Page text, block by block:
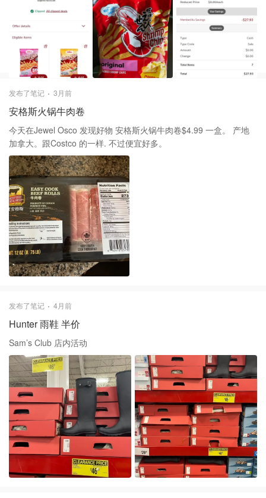
发布了笔记 3月前
安格斯火锅牛肉卷
今天在Jewel Osco 发现好物 安格斯火锅牛肉卷$4.99 一盒。 产地
加拿大。跟Costco 的一样. 不过便宜好多。
发布了笔记 4月前
Hunter 雨鞋 半价
Sam’s Club 店内活动